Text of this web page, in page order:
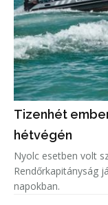
Tizenhét
hétvégén
Nyolc esetben volt
Rendőrkapitányság
napokban.